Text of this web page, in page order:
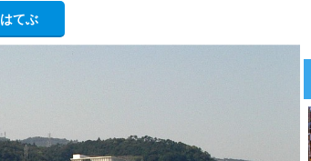
はてぶ